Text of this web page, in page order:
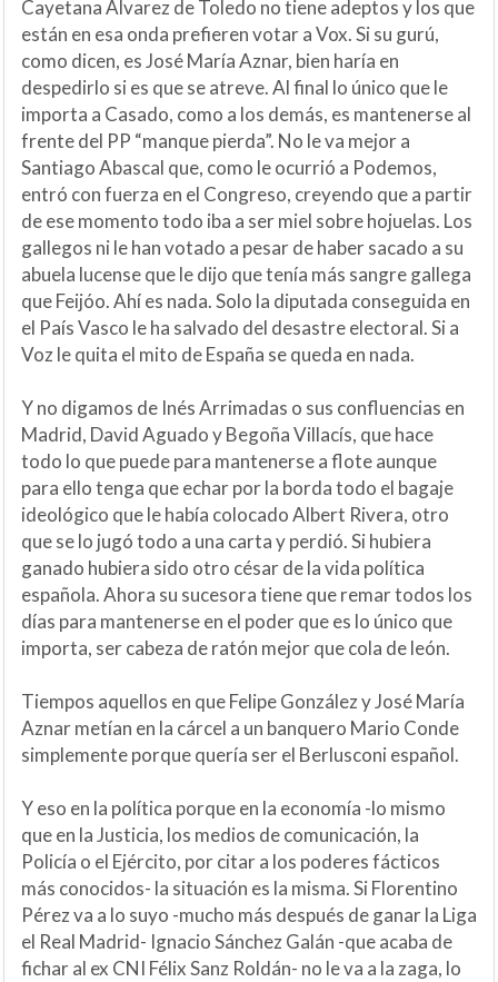
Cayetana Alvarez de Toledo no tiene adeptos y los que
están en esa onda prefieren votar a Vox. Si su gurú,
como dicen, es José María Aznar, bien haría en
despedirlo si es que se atreve. Al final lo único que le
importa a Casado, como a los demás, es mantenerse al
frente del PP “manque pierda”. No le va mejor a
Santiago Abascal que, como le ocurrió a Podemos,
entró con fuerza en el Congreso, creyendo que a partir
de ese momento todo iba a ser miel sobre hojuelas. Los
gallegos ni le han votado a pesar de haber sacado a su
abuela lucense que le dijo que tenía más sangre gallega
que Feijóo. Ahí es nada. Solo la diputada conseguida en
el País Vasco le ha salvado del desastre electoral. Si a
Voz le quita el mito de España se queda en nada.
Y no digamos de Inés Arrimadas o sus confluencias en
Madrid, David Aguado y Begoña Villacís, que hace
todo lo que puede para mantenerse a flote aunque
para ello tenga que echar por la borda todo el bagaje
ideológico que le había colocado Albert Rivera, otro
que se lo jugó todo a una carta y perdió. Si hubiera
ganado hubiera sido otro césar de la vida política
española. Ahora su sucesora tiene que remar todos los
días para mantenerse en el poder que es lo único que
importa, ser cabeza de ratón mejor que cola de león.
Tiempos aquellos en que Felipe González y José María
Aznar metían en la cárcel a un banquero Mario Conde
simplemente porque quería ser el Berlusconi español.
Y eso en la política porque en la economía -lo mismo
que en la Justicia, los medios de comunicación, la
Policía o el Ejército, por citar a los poderes fácticos
más conocidos- la situación es la misma. Si Florentino
Pérez va a lo suyo -mucho más después de ganar la Liga
el Real Madrid- Ignacio Sánchez Galán -que acaba de
fichar al ex CNI Félix Sanz Roldán- no le va a la zaga, lo